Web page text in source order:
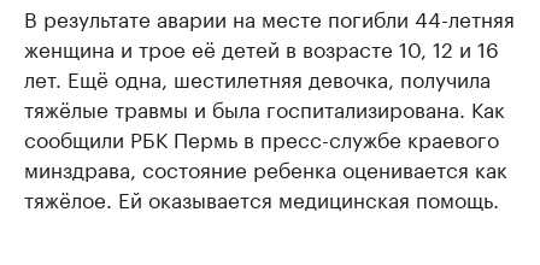
В результате аварии на месте погибли 44-летняя
женщина и трое её детей в возрасте 10, 12 и 16
лет. Ещё одна, шестилетняя девочка, получила
тяжёлые травмы и была госпитализирована. Как
сообщили РБК Пермь в пресс-службе краевого
минздрава, состояние ребенка оценивается как
тяжёлое. Ей оказывается медицинская помощь.